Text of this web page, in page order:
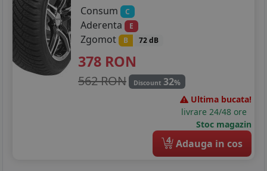
Consum
C
Aderenta E
Zgomot B 72 dB
378 RON
562 RON Discount 32%
Ultima bucata!
livrare 24/48 ore
Stoc magazin
4 Adauga in cos